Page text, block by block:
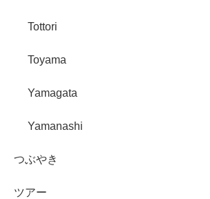
Tottori
Toyama
Yamagata
Yamanashi
つぶやき
ツアー